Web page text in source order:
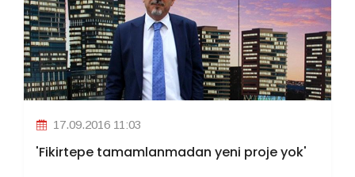
17.09.2016 11:03
'Fikirtepe tamamlanmadan yeni proje yok'